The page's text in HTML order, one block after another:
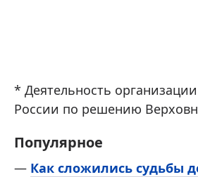
* Деятельность
России по решению
Популярное
— Как сложились судьбы